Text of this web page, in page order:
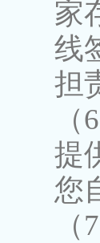
家
线
担
提
您